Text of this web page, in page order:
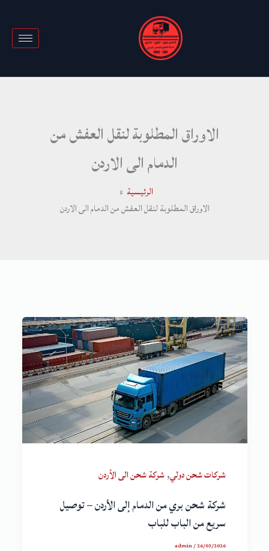
الاوراق المطلوبة لنقل العفش من
الدمام الى الاردن
الرئيسية
الاوراق المطلوبة لنقل العفش من الدمام الى الاردن
شركات شحن دولي,شركة شحن الى الأردن
شركة شحن بري من الدمام إلى الأردن – توصيل
سريع من الباب للباب
admin/26/03/2026